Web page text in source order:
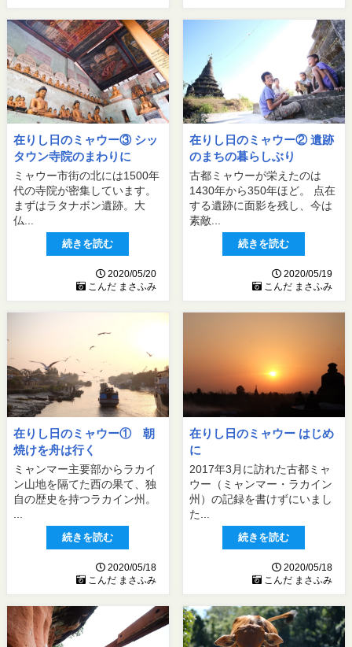
在りし日のミャウー③ シッ
タウン寺院のまわりに
ミャウー市街の北には1500年
代の寺院が密集しています。
まずはラタナボン遺跡。大
仏...
続きを読む
2020/05/20
こんだ まさふみ
在りし日のミャウー② 遺跡
のまちの暮らしぶり
古都ミャウーが栄えたのは
1430年から350年ほど。 点在
する遺跡に面影を残し、今は
素敵...
続きを読む
2020/05/19
こんだ まさふみ
在りし日のミャウー① 朝
焼けを舟は行く
ミャンマー主要部からラカイ
ン山地を隔てた西の果て、独
自の歴史を持つラカイン州。
続きを読む
2020/05/18
こんだ まさふみ
在りし日のミャウー はじめ
に
2017年3月に訪れた古都ミャ
ウー（ミャンマー・ラカイン
州）の記録を書けずにいまし
た...
続きを読む
2020/05/18
こんだ まさふみ